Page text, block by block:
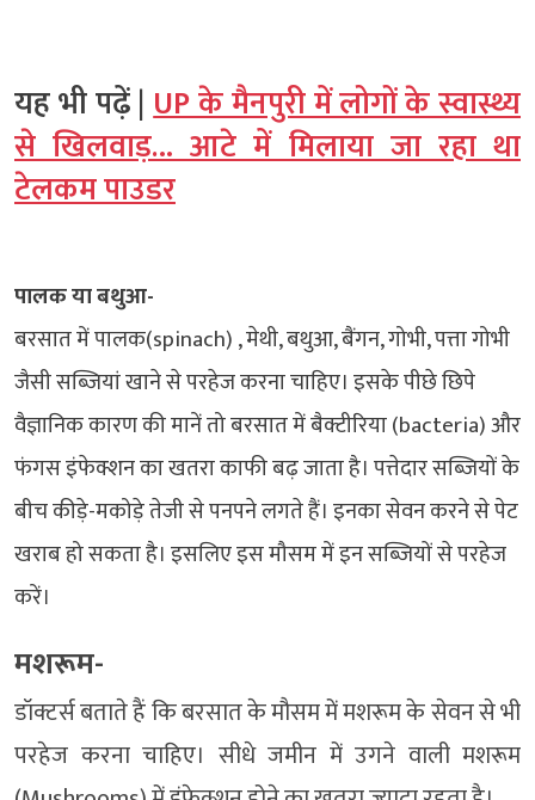
यह भी पढ़ें |UP के मैनपुरी में लोगों के स्वास्थ्य
से खिलवाड़… आटे में मिलाया जा रहा था
टेलकम पाउडर
पालक या बथुआ-
बरसात में पालक(spinach) , मेथी, बथुआ, बैंगन, गोभी, पत्ता गोभी
जैसी सब्जियां खाने से परहेज करना चाहिए। इसके पीछे छिपे
वैज्ञानिक कारण की मानें तो बरसात में बैक्टीरिया (bacteria) और
फंगस इंफेक्शन का खतरा काफी बढ़ जाता है। पत्तेदार सब्जियों के
बीच कीड़े-मकोड़े तेजी से पनपने लगते हैं। इनका सेवन करने से पेट
खराब हो सकता है। इसलिए इस मौसम में इन सब्जियों से परहेज
करें।
मशरूम-
डॉक्टर्स बताते हैं कि बरसात के मौसम में मशरूम के सेवन से भी
परहेज करना चाहिए। सीधे जमीन में उगने वाली मशरूम